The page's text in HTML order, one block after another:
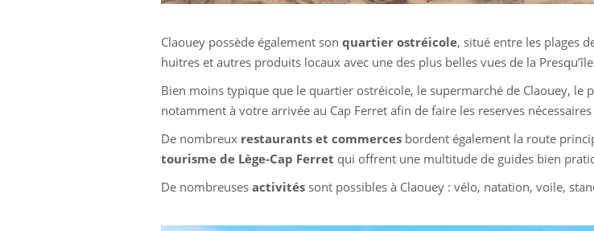
Claouey possède également son quartier ostréicole, situé entre les plages
huitres et autres produits locaux avec une des plus belles vues de la
Bien moins typique que le quartier ostréicole, le supermarché de Claouey, le
notamment à votre arrivée au Cap Ferret afin de faire les reserves
De nombreux restaurants et commercesbordent également la route
tourisme de Lège-Cap Ferret qui offrent une multitude de guides bien
De nombreuses activitéssont possibles à Claouey : vélo, natation, voile,